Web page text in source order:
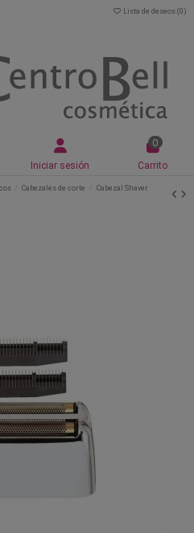
Lista de deseos (0 )
Iniciar sesión
0
Carrito
Cabezales de corte
Cabezal Shaver